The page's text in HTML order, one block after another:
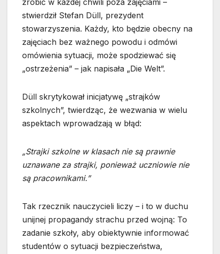
zrobić w każdej chwili poza zajęciami –
stwierdził Stefan Düll, prezydent
stowarzyszenia. Każdy, kto będzie obecny na
zajęciach bez ważnego powodu i odmówi
omówienia sytuacji, może spodziewać się
„ostrzeżenia” – jak napisała „Die Welt”.
Düll skrytykował inicjatywę „strajków
szkolnych”, twierdząc, że wezwania w wielu
aspektach wprowadzają w błąd:
„Strajki szkolne w klasach nie są prawnie
uznawane za strajki, ponieważ uczniowie nie
są pracownikami.”
Tak rzecznik nauczycieli liczy – i to w duchu
unijnej propagandy strachu przed wojną: To
zadanie szkoły, aby obiektywnie informować
studentów o sytuacji bezpieczeństwa,